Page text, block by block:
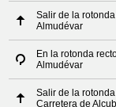
Salir de la
Almudévar
En la rotonda
Almudévar
Salir de la
Carretera de